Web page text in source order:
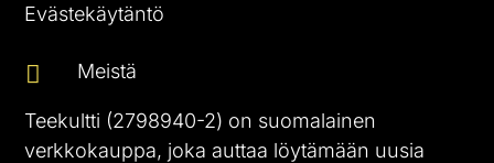
Evästekäytäntö
 Meistä
Teekultti (2798940-2) on suomalainen
verkkokauppa, joka auttaa löytämään uusia